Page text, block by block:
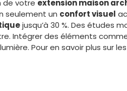
de votre extension maison
seulement un confort visuel
jusqu’à 30 %. Des études
Intégrer des éléments
Pour en savoir plus sur